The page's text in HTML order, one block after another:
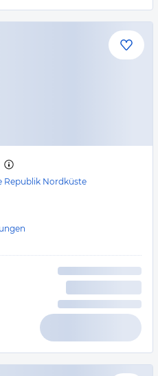
Republik Nordküste